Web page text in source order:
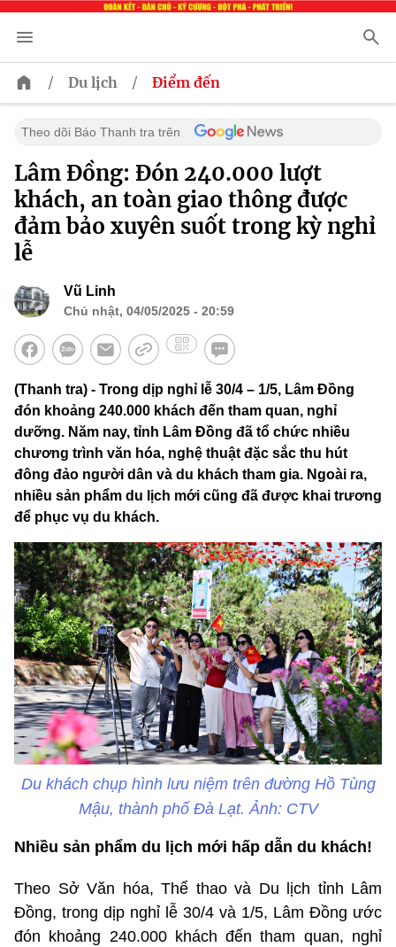
/ Du lịch / Điểm đến
Theo dõi Báo Thanh tra trên
Lâm Đồng: Đón 240.000 lượt
khách, an toàn giao thông được
đảm bảo xuyên suốt trong kỳ nghỉ
lễ
Vũ Linh
Chủ nhật, 04/05/2025 - 20:59
(Thanh tra) - Trong dịp nghỉ lễ 30/4 – 1/5, Lâm Đồng
đón khoảng 240.000 khách đến tham quan, nghỉ
dưỡng. Năm nay, tỉnh Lâm Đồng đã tổ chức nhiều
chương trình văn hóa, nghệ thuật đặc sắc thu hút
đông đảo người dân và du khách tham gia. Ngoài ra,
nhiều sản phẩm du lịch mới cũng đã được khai trương
để phục vụ du khách.
Du khách chụp hình lưu niệm trên đường Hồ Tùng
Mậu, thành phố Đà Lạt. Ảnh: CTV
Nhiều sản phẩm du lịch mới hấp dẫn du khách!
Theo Sở Văn hóa, Thể thao và Du lịch tỉnh Lâm
Đồng, trong dịp nghỉ lễ 30/4 và 1/5, Lâm Đồng ước
đón khoảng 240.000 khách đến tham quan, nghỉ